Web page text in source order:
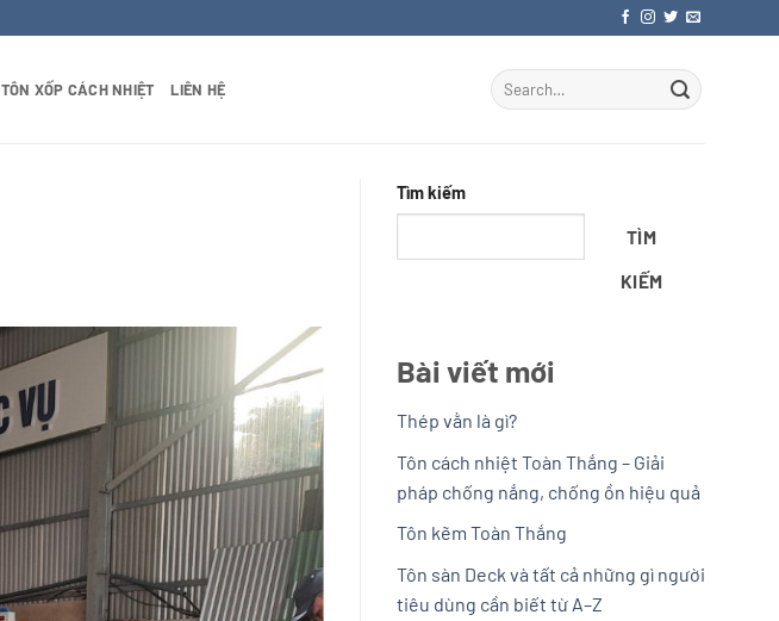
TÔN XỐP CÁCH NHIỆT LIÊN HỆ
Tìm kiếm
TÌM
KIẾM
Bài viết mới
Thép vằn là gì?
Tôn cách nhiệt Toàn Thắng – Giải
pháp chống nắng, chống ồn hiệu quả
Tôn kẽm Toàn Thắng
Tôn sàn Deck và tất cả những gì người
tiêu dùng cần biết từ A–Z